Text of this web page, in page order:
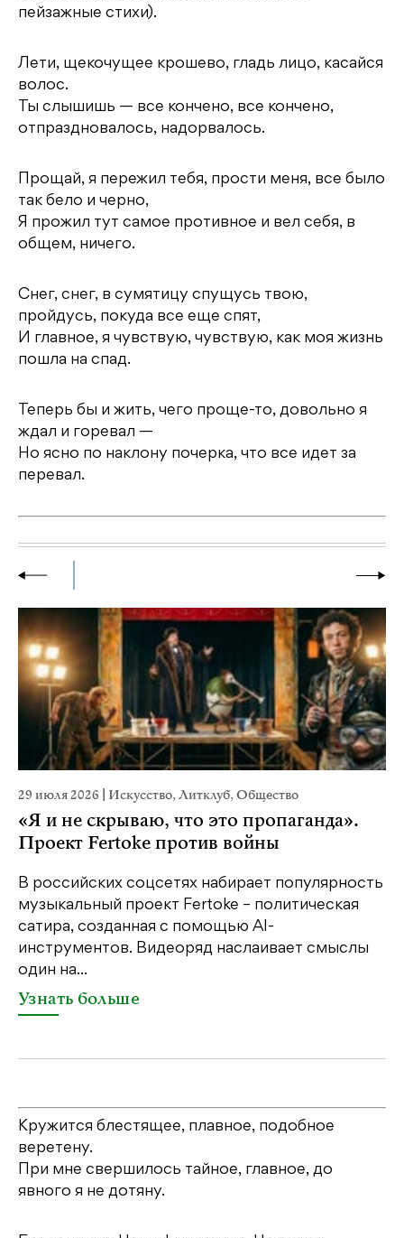
пейзажные стихи).
Лети, щекочущее крошево, гладь лицо, касайся
волос.
Ты слышишь — все кончено, все кончено,
отпраздновалось, надорвалось.
Прощай, я пережил тебя, прости меня, все было
так бело и черно,
Я прожил тут самое противное и вел себя, в
общем, ничего.
Снег, снег, в сумятицу спущусь твою,
пройдусь, покуда все еще спят,
И главное, я чувствую, чувствую, как моя жизнь
пошла на спад.
Теперь бы и жить, чего проще-то, довольно я
ждал и горевал —
Но ясно по наклону почерка, что все идет за
перевал.
29 июля 2026 Искусство,Литклуб,Общество
«Я и не скрываю, что это пропаганда».
Проект Fertoke против войны
В российских соцсетях набирает популярность
музыкальный проект Fertoke – политическая
сатира, созданная с помощью AI-
инструментов. Видеоряд наслаивает смыслы
один на...
Узнать больше
Кружится блестящее, плавное, подобное
веретену.
При мне свершилось тайное, главное, до
явного я не дотяну.